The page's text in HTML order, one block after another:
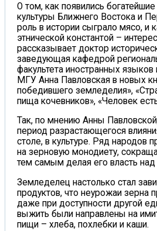
О том, как появились
культуры Ближнего Востока и
роль в истории сыграло мясо, и
этнической константой –
рассказывает доктор
заведующая кафедрой
факультета иностранных
МГУ Анна Павловская в новых
победившего земледелия»,
пища кочевников», «Человек
Так, по мнению Анны
период разрастающегося
столе, в культуре. Ряд народов
на зерновую монодиету,
тем самым делая его власть над
Земледелец настолько стал
продуктов, что неурожаи зерна
даже при доступности другой
выжить были направлены на
пищи – хлеба, похлебки и каши.